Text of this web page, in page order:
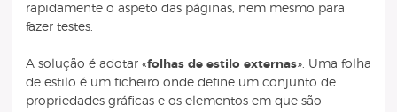
rapidamente o aspeto das páginas, nem mesmo para
fazer testes.
A solução é adotar «folhas de estilo externas». Uma folha
de estilo é um ficheiro onde define um conjunto de
propriedades gráficas e os elementos em que são